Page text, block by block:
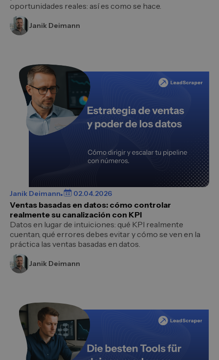
oportunidades reales: así es como se hace.
Janik Deimann
Janik Deimann 02.04.2026
Ventas basadas en datos: cómo controlar
realmente su canalización con KPI
Datos en lugar de intuiciones: qué KPI realmente
cuentan, qué errores debes evitar y cómo se ven en la
práctica las ventas basadas en datos.
Janik Deimann